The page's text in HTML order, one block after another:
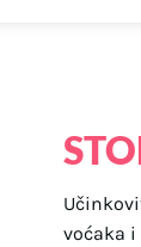
voćaka